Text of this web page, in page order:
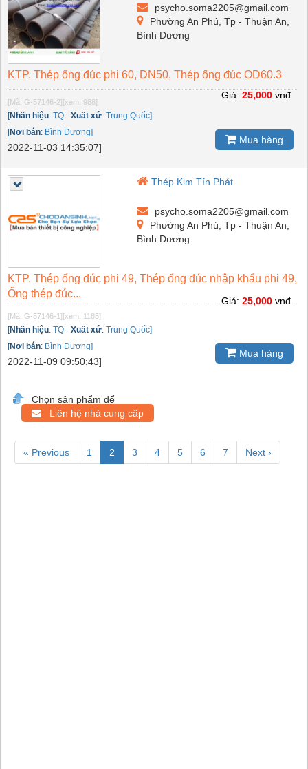
psycho.soma2205@gmail.com
Phường An Phú, Tp - Thuận An,
Bình Dương
KTP. Thép ống đúc phi 60, DN50, Thép ống đúc OD60.3
[Mã: G-57146-2] [xem: 988]
[Nhãn hiệu: TQ - Xuất xứ: Trung Quốc]
[Nơi bán: Bình Dương]
2022-11-03 14:35:07]
Giá: 25,000 vnđ
Mua hàng
Thép Kim Tín Phát
psycho.soma2205@gmail.com
Phường An Phú, Tp - Thuận An,
Bình Dương
KTP. Thép ống đúc phi 49, Thép ống đúc nhập khẩu phi 49,
Ống thép đúc...
[Mã: G-57146-1] [xem: 1185]
[Nhãn hiệu: TQ - Xuất xứ: Trung Quốc]
[Nơi bán: Bình Dương]
2022-11-09 09:50:43]
Giá:25,000vnđ
Mua hàng
Chọn sản phẩm để
Liên hệ nhà cung cấp
« Previous 1 2 3 4 5 6 7 Next ›